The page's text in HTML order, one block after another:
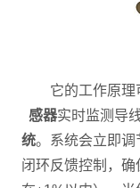
它的工作原
感器实时监测导
统。系统会立即
闭环反馈控制，确